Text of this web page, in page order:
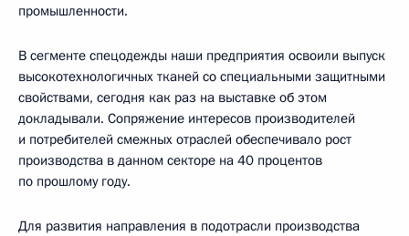
промышленности.
В сегменте спецодежды наши предприятия освоили выпуск
высокотехнологичных тканей со специальными защитными
свойствами, сегодня как раз на выставке об этом
докладывали. Сопряжение интересов производителей
и потребителей смежных отраслей обеспечивало рост
производства в данном секторе на 40 процентов
по прошлому году.
Для развития направления в подотрасли производства